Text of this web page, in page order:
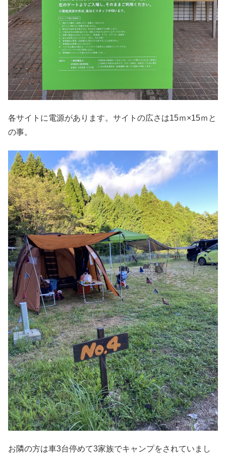
各サイトに電源があります。サイトの広さは15ｍ×15ｍと
の事。
お隣の方は車3台停めて3家族でキャンプをされていまし